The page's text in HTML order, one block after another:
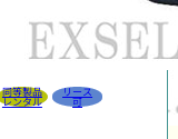
同等製品
レンタル
リース
可